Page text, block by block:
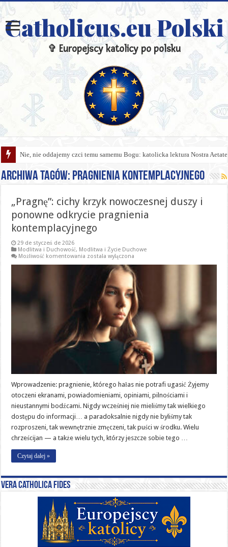
Catholicus.eu Polski
✞ Europejscy katolicy po polsku
Nie, nie oddajemy czci temu samemu Bogu: katolicka lektura Nostra
Archiwa tagów: pragnienia kontemplacyjnego
„Pragnę”: cichy krzyk nowoczesnej duszy i
ponowne odkrycie pragnienia
kontemplacyjnego
29 de styczeń de 2026
Modlitwa i Duchowość, Modlitwa i Życie Duchowe
Możliwość komentowania „Pragnę”:
nowoczesnej
ponowne
odkrycie
pragnienia
kontemplacyjnego
została wyłączona
Wprowadzenie: pragnienie, którego hałas nie potrafi ugasić Żyjemy
otoczeni ekranami, powiadomieniami, opiniami, pilnościami i
nieustannymi bodźcami. Nigdy wcześniej nie mieliśmy tak wielkiego
dostępu do informacji… a paradoksalnie nigdy nie byliśmy tak
rozproszeni, tak wewnętrznie zmęczeni, tak puści w środku. Wielu
chrześcijan — a także wielu tych, którzy jeszcze sobie tego …
Czytaj dalej »
Vera catholica fides